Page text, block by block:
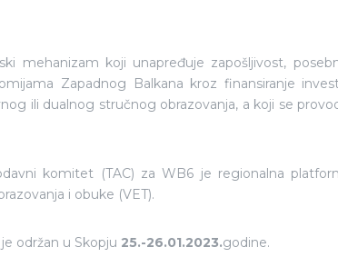
mehanizam koji unapređuje zapošljivost,
Zapadnog Balkana kroz finansiranje
ili dualnog stručnog obrazovanja, a koji se
komitet (TAC) za WB6 je regionalna
i obuke (VET).
održan u Skopju 25.-26.01.2023.godine.